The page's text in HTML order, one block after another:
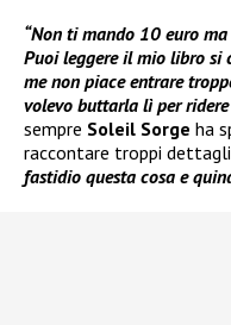
“Non ti mando 10 euro
Puoi leggere il mio libro si
me non piace entrare
volevo buttarla lì per
sempre Soleil Sorge ha
raccontare troppi
fastidio questa cosa e